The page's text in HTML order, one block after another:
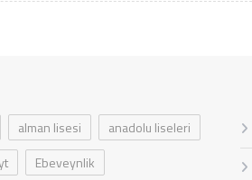
alman lisesi
anadolu liseleri
Ebeveynlik